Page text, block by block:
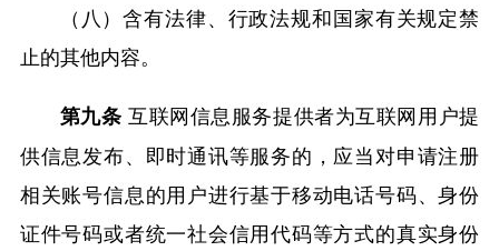
（八）含有法律、行政法规和国家有关规定禁
止的其他内容。
第九条 互联网信息服务提供者为互联网用户提
供信息发布、即时通讯等服务的，应当对申请注册
相关账号信息的用户进行基于移动电话号码、身份
证件号码或者统一社会信用代码等方式的真实身份